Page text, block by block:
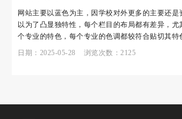
网站主要以蓝色为主，因学校对外更多的主要还是
以为了凸显独特性，每个栏目的布局都有差异，尤
个专业的特色，每个专业的色调都较符合贴切其特
日期：2025-05-28 浏览次数：2125